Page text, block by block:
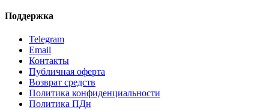
Поддержка
Telegram
Email
Контакты
Публичная оферта
Возврат средств
Политика конфиденциальности
Политика ПДн